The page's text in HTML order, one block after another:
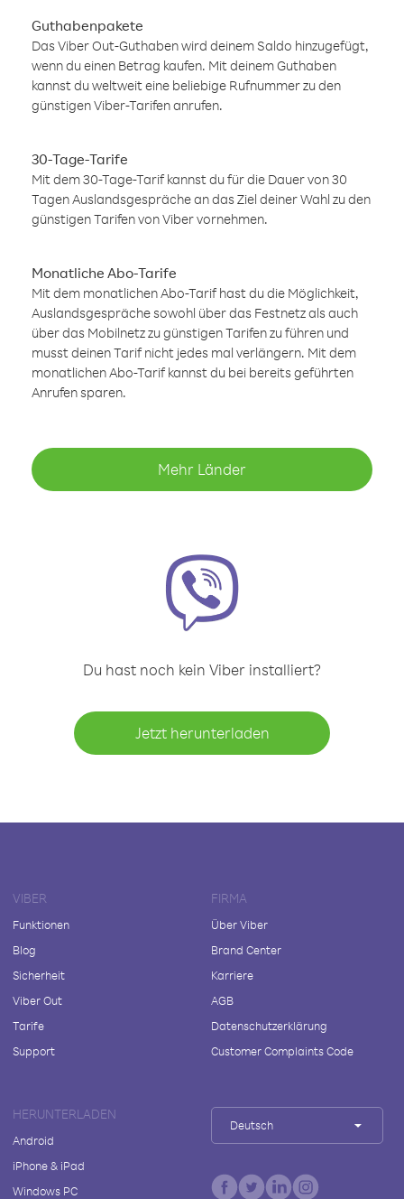
Guthabenpakete
Das Viber Out-Guthaben wird deinem Saldo hinzugefügt,
wenn du einen Betrag kaufen. Mit deinem Guthaben
kannst du weltweit eine beliebige Rufnummer zu den
günstigen Viber-Tarifen anrufen.
30-Tage-Tarife
Mit dem 30-Tage-Tarif kannst du für die Dauer von 30
Tagen Auslandsgespräche an das Ziel deiner Wahl zu den
günstigen Tarifen von Viber vornehmen.
Monatliche Abo-Tarife
Mit dem monatlichen Abo-Tarif hast du die Möglichkeit,
Auslandsgespräche sowohl über das Festnetz als auch
über das Mobilnetz zu günstigen Tarifen zu führen und
musst deinen Tarif nicht jedes mal verlängern. Mit dem
monatlichen Abo-Tarif kannst du bei bereits geführten
Anrufen sparen.
Mehr Länder
Du hast noch kein Viber installiert?
Jetzt herunterladen
VIBER
Funktionen
Blog
Sicherheit
Viber Out
Tarife
Support
FIRMA
Über Viber
Brand Center
Karriere
AGB
Datenschutzerklärung
Customer Complaints Code
HERUNTERLADEN
Android
iPhone & iPad
Windows PC
Deutsch